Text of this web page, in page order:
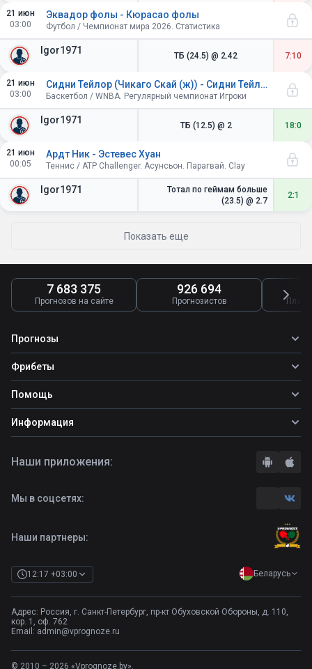
21 июн
03:00
Igor1971
Эквадор фолы - Кюрасао фолы
Футбол / Чемпионат мира 2026. Статистика
ТБ (24.5) @ 2.42 7:10
21 июн
03:00
Igor1971
Сидни Тейлор (Чикаго Скай (ж)) - Сидни Тейлор (Чикаго Скай (ж))
Баскетбол / WNBA. Регулярный чемпионат Игроки
ТБ (12.5) @ 2 18:0
21 июн
00:05
Igor1971
Ардт Ник - Эстевес Хуан
Теннис / ATP Challenger. Асунсьон. Парагвай. Clay
Тотал по геймам больше
(23.5) @ 2.7
2:1
Показать еще
7 683 375
Прогнозов на сайте
926 694
Прогнозистов
Прогнозы
Все прогнозы
Топ ставок
Прогнозы на футбол
Фрибеты
Фрибеты
Помощь
Школа ставок
Вопросы и ответы
Информация
Правила
Контакты
Наши партнеры:
12:17 +03:00 Беларусь
Адрес: Россия, г. Санкт-Петербург, пр-кт Обуховской Обороны, д. 110,
кор. 1, оф. 762
Email: admin@vprognoze.ru
Наши приложения:
Мы в соцсетях:
© 2010 – 2026 «Vprognoze.by».